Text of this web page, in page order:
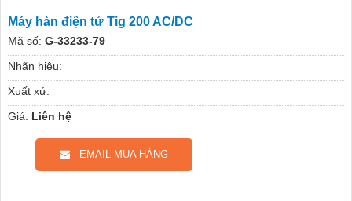
Máy hàn điện tử Tig 200 AC/DC
Mã số: G-33233-79
Nhãn hiệu:
Xuất xứ:
Giá: Liên hệ
EMAIL MUA HÀNG